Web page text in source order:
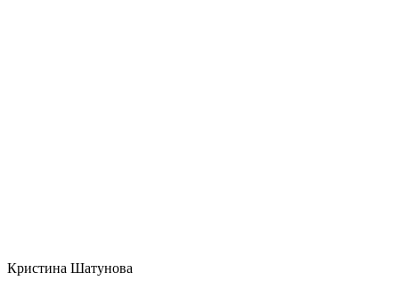
Кристина Шатунова